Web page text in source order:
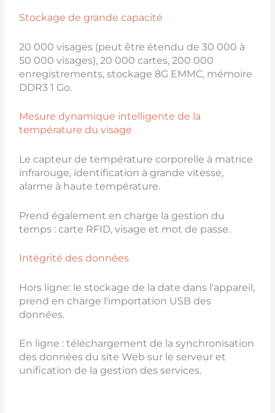
Stockage de grande capacité
20 000 visages (peut être étendu de 30 000 à
50 000 visages), 20 000 cartes, 200 000
enregistrements, stockage 8G EMMC, mémoire
DDR3 1 Go.
Mesure dynamique intelligente de la
température du visage
Le capteur de température corporelle à matrice
infrarouge, identification à grande vitesse,
alarme à haute température.
Prend également en charge la gestion du
temps : carte RFID, visage et mot de passe.
Intégrité des données
Hors ligne: le stockage de la date dans l'appareil,
prend en charge l'importation USB des
données.
En ligne : téléchargement de la synchronisation
des données du site Web sur le serveur et
unification de la gestion des services.